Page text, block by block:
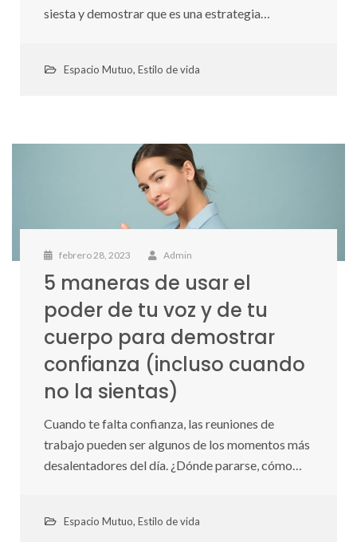
siesta y demostrar que es una estrategia…
Espacio Mutuo,Estilo de vida
febrero 28, 2023 Admin
5 maneras de usar el
poder de tu voz y de tu
cuerpo para demostrar
confianza (incluso cuando
no la sientas)
Cuando te falta confianza, las reuniones de
trabajo pueden ser algunos de los momentos más
desalentadores del día. ¿Dónde pararse, cómo…
Espacio Mutuo,Estilo de vida